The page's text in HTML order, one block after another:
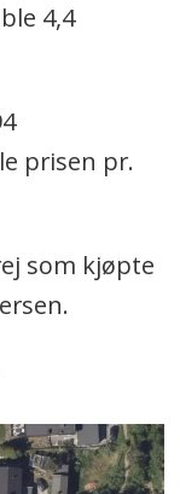
4,4
prisen pr.
som kjøpte